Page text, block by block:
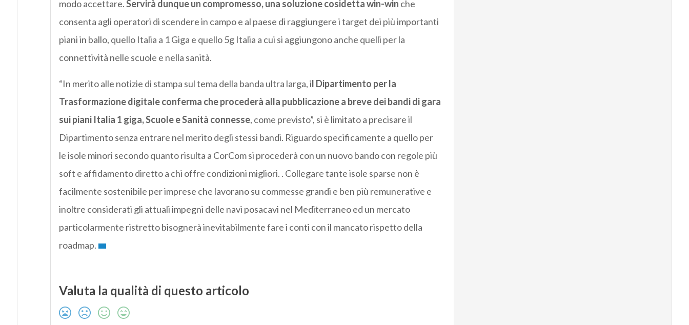
modo accettare.Servirà dunque un compromesso, una soluzione cosidetta win-win che
consenta agli operatori di scendere in campo e al paese di raggiungere i target dei più importanti
piani in ballo, quello Italia a 1 Giga e quello 5g Italia a cui si aggiungono anche quelli per la
connettività nelle scuole e nella sanità.
“In merito alle notizie di stampa sul tema della banda ultra larga, il Dipartimento per la
Trasformazione digitale conferma che procederà alla pubblicazione a breve dei bandi di gara
sui piani Italia 1 giga, Scuole e Sanità connesse, come previsto”, si è limitato a precisare il
Dipartimento senza entrare nel merito degli stessi bandi. Riguardo specificamente a quello per
le isole minori secondo quanto risulta a CorCom si procederà con un nuovo bando con regole più
soft e affidamento diretto a chi offre condizioni migliori. . Collegare tante isole sparse non è
facilmente sostenibile per imprese che lavorano su commesse grandi e ben più remunerative e
inoltre considerati gli attuali impegni delle navi posacavi nel Mediterraneo ed un mercato
particolarmente ristretto bisognerà inevitabilmente fare i conti con il mancato rispetto della
roadmap.
Valuta la qualità di questo articolo